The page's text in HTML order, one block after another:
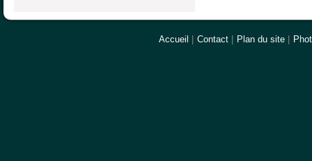
Accueil Contact Plan du site